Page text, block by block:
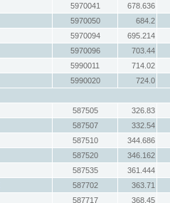
5970041
678.636
5970050
684.2
5970094
695.214
5970096
703.44
5990011
714.02
5990020
724.0
587505
326.83
587507
332.54
587510
344.686
587520
346.162
587535
361.444
587702
363.71
587717 368.45